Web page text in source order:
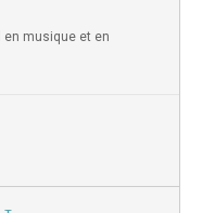
en musique et en